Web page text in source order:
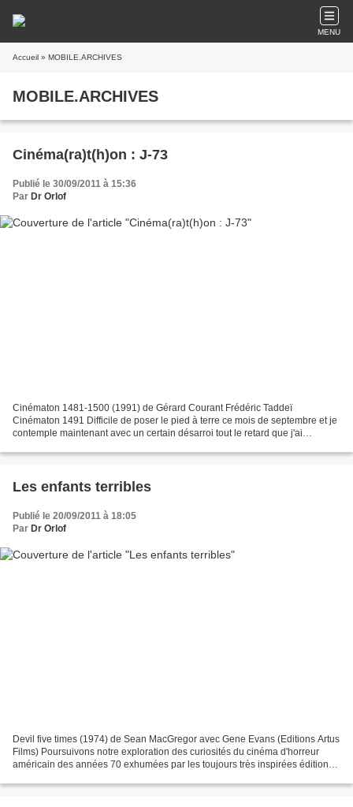
MENU
Accueil » MOBILE.ARCHIVES
MOBILE.ARCHIVES
Cinéma(ra)t(h)on : J-73
Publié le 30/09/2011 à 15:36
Par Dr Orlof
Cinématon 1481-1500 (1991) de Gérard Courant Frédéric Taddeï
Cinématon 1491 Difficile de poser le pied à terre ce mois de septembre et je
contemple maintenant avec un certain désarroi tout le retard que j'ai
Les enfants terribles
Publié le 20/09/2011 à 18:05
Par Dr Orlof
Devil five times (1974) de Sean MacGregor avec Gene Evans (Editions Artus
Films) Poursuivons notre exploration des curiosités du cinéma d'horreur
américain des années 70 exhumées par les toujours très inspirées éditions